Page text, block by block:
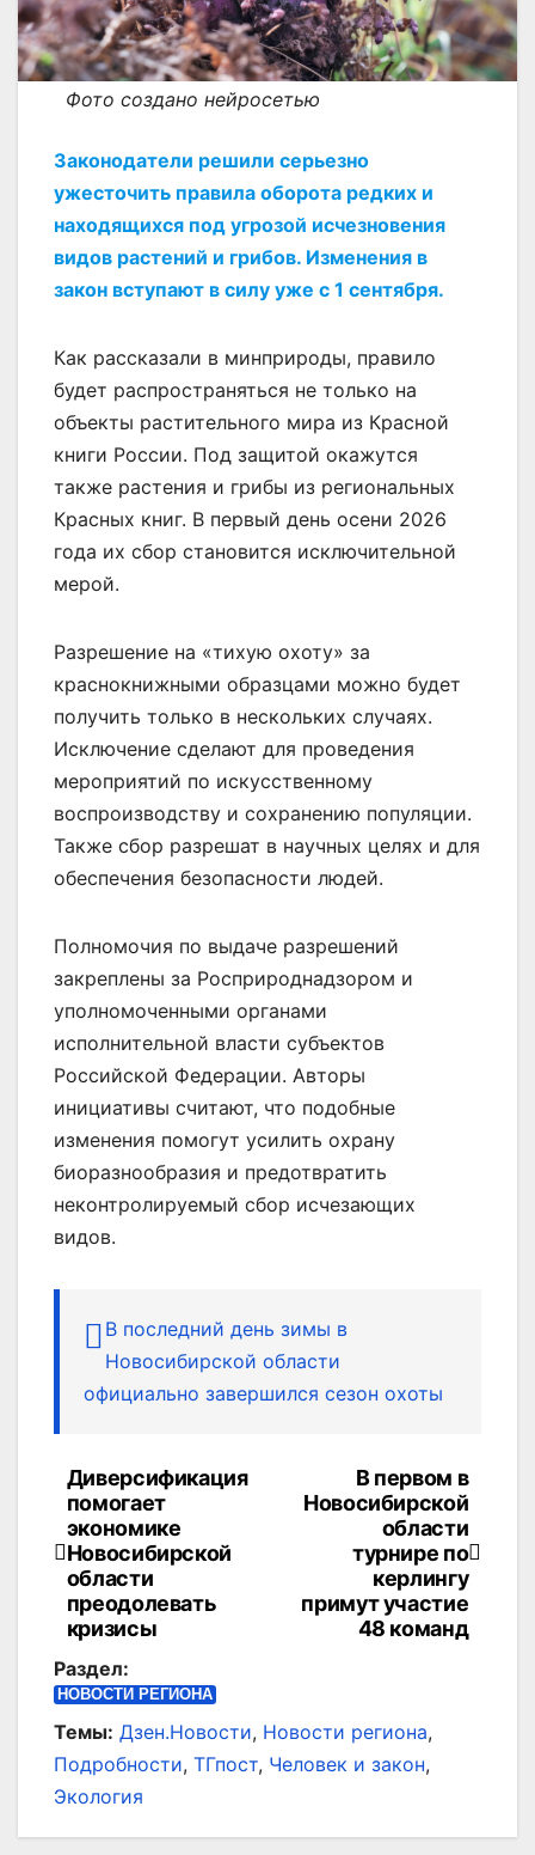
Фото создано нейросетью
Законодатели решили серьезно
ужесточить правила оборота редких и
находящихся под угрозой исчезновения
видов растений и грибов. Изменения в
закон вступают в силу уже с 1 сентября.
Как рассказали в минприроды, правило
будет распространяться не только на
объекты растительного мира из Красной
книги России. Под защитой окажутся
также растения и грибы из региональных
Красных книг. В первый день осени 2026
года их сбор становится исключительной
мерой.
Разрешение на «тихую охоту» за
краснокнижными образцами можно будет
получить только в нескольких случаях.
Исключение сделают для проведения
мероприятий по искусственному
воспроизводству и сохранению популяции.
Также сбор разрешат в научных целях и для
обеспечения безопасности людей.
Полномочия по выдаче разрешений
закреплены за Росприроднадзором и
уполномоченными органами
исполнительной власти субъектов
Российской Федерации. Авторы
инициативы считают, что подобные
изменения помогут усилить охрану
биоразнообразия и предотвратить
неконтролируемый сбор исчезающих
видов.
В последний день зимы в
Новосибирской области
официально завершился сезон охоты
Навигация
по
записям
В первом в
Новосибирской
области
турнире по
керлингу
примут участие
48 команд
Диверсификация
помогает
экономике
Новосибирской
области
преодолевать
кризисы
Раздел:
НОВОСТИ РЕГИОНА
Темы: Дзен.Новости, Новости региона,
Подробности, ТГпост, Человек и закон,
Экология